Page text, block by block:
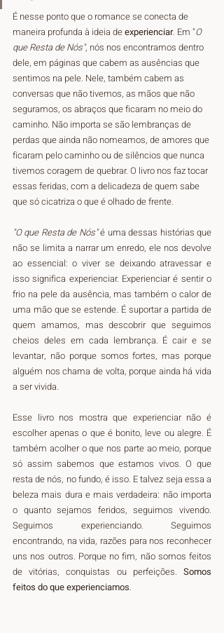
É nesse ponto que o romance se conecta de
maneira profunda à ideia de experienciar. Em "O
que Resta de Nós", nós nos encontramos dentro
dele, em páginas que cabem as ausências que
sentimos na pele. Nele, também cabem as
conversas que não tivemos, as mãos que não
seguramos, os abraços que ficaram no meio do
caminho. Não importa se são lembranças de
perdas que ainda não nomeamos, de amores que
ficaram pelo caminho ou de silêncios que nunca
tivemos coragem de quebrar. O livro nos faz tocar
essas feridas, com a delicadeza de quem sabe
que só cicatriza o que é olhado de frente.
"O que Resta de Nós" é uma dessas histórias que
não se limita a narrar um enredo, ele nos devolve
ao essencial: o viver se deixando atravessar e
isso significa experienciar. Experienciar é sentir o
frio na pele da ausência, mas também o calor de
uma mão que se estende. É suportar a partida de
quem amamos, mas descobrir que seguimos
cheios deles em cada lembrança. É cair e se
levantar, não porque somos fortes, mas porque
alguém nos chama de volta, porque ainda há vida
a ser vivida.
Esse livro nos mostra que experienciar não é
escolher apenas o que é bonito, leve ou alegre. É
também acolher o que nos parte ao meio, porque
só assim sabemos que estamos vivos. O que
resta de nós, no fundo, é isso. E talvez seja essa a
beleza mais dura e mais verdadeira: não importa
o quanto sejamos feridos, seguimos vivendo.
Seguimos experienciando. Seguimos
encontrando, na vida, razões para nos reconhecer
uns nos outros. Porque no fim, não somos feitos
de vitórias, conquistas ou perfeições. Somos
feitos do que experienciamos.